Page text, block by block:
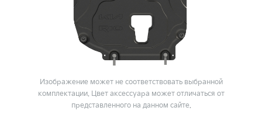
Изображение может не соответствовать выбранной
комплектации. Цвет аксессуара может отличаться от
представленного на данном сайте.